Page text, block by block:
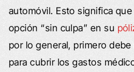
automóvil. Esto significa
opción “sin culpa” en su
por lo general, primero
para cubrir los gastos